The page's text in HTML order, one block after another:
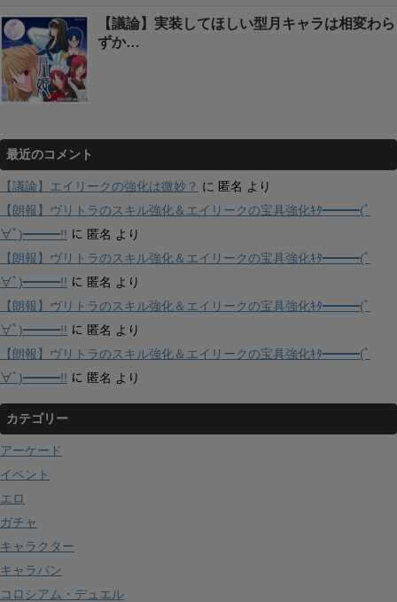
【議論】実装してほしい型月キャラは相変わら
ずか…
最近のコメント
【議論】エイリークの強化は微妙？ に 匿名 より
【朗報】ヴリトラのスキル強化＆エイリークの宝具強化ｷﾀ━━━(ﾟ
∀ﾟ)━━━!! に 匿名 より
【朗報】ヴリトラのスキル強化＆エイリークの宝具強化ｷﾀ━━━(ﾟ
∀ﾟ)━━━!! に 匿名 より
【朗報】ヴリトラのスキル強化＆エイリークの宝具強化ｷﾀ━━━(ﾟ
∀ﾟ)━━━!! に 匿名 より
【朗報】ヴリトラのスキル強化＆エイリークの宝具強化ｷﾀ━━━(ﾟ
∀ﾟ)━━━!! に 匿名 より
カテゴリー
アーケード
イベント
エロ
ガチャ
キャラクター
キャラバン
コロシアム・デュエル